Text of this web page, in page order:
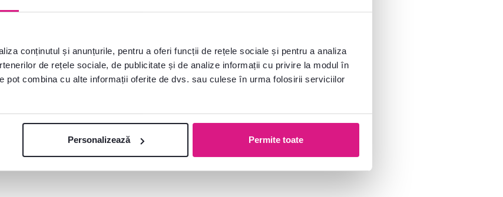
conținutul și anunțurile, pentru a oferi funcții de rețele sociale și pentru a analiza
de rețele sociale, de publicitate și de analize informații cu privire la modul în
pot combina cu alte informații oferite de dvs. sau culese în urma folosirii serviciilor
Personalizează Permite toate